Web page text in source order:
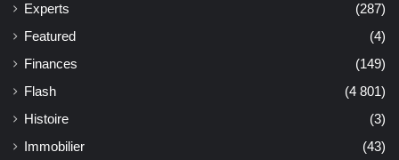
Experts
(287)
Featured
(4)
Finances
(149)
Flash
(4 801)
Histoire
(3)
Immobilier
(43)